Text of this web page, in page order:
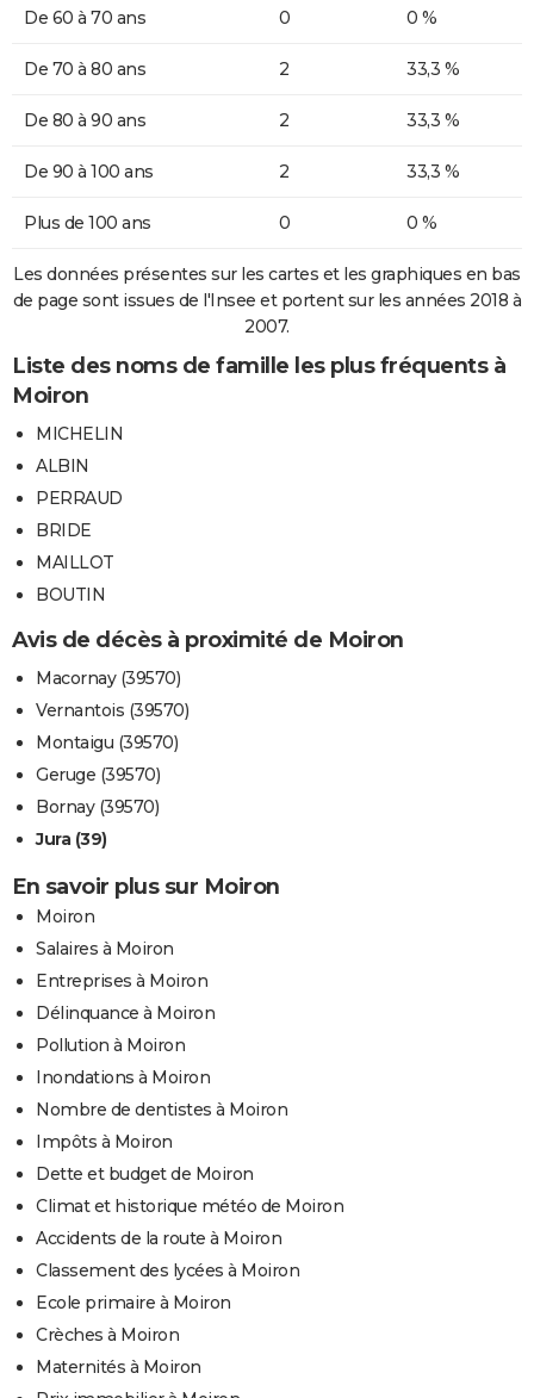
De 60 à 70 ans 0 0 %
De 70 à 80 ans 2 33,3 %
De 80 à 90 ans 2 33,3 %
De 90 à 100 ans 2 33,3 %
Plus de 100 ans 0 0 %
Les données présentes sur les cartes et les graphiques en bas
de page sont issues de l'Insee et portent sur les années 2018 à
2007.
Liste des noms de famille les plus fréquents à
Moiron
MICHELIN
ALBIN
PERRAUD
BRIDE
MAILLOT
BOUTIN
Avis de décès à proximité de Moiron
Macornay (39570)
Vernantois (39570)
Montaigu (39570)
Geruge (39570)
Bornay (39570)
Jura (39)
En savoir plus sur Moiron
Moiron
Salaires à Moiron
Entreprises à Moiron
Délinquance à Moiron
Pollution à Moiron
Inondations à Moiron
Nombre de dentistes à Moiron
Impôts à Moiron
Dette et budget de Moiron
Climat et historique météo de Moiron
Accidents de la route à Moiron
Classement des lycées à Moiron
Ecole primaire à Moiron
Crèches à Moiron
Maternités à Moiron